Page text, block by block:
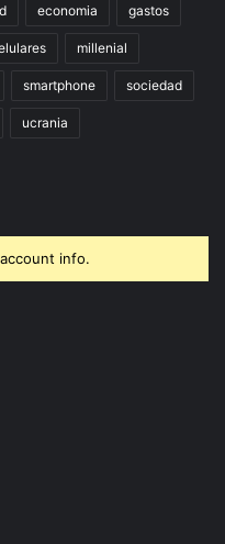
economia gastos
millenial
smartphone sociedad
ucrania
info.